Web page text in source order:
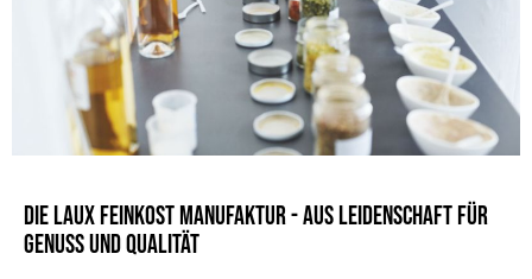
Die LAUX Feinkost Manufaktur - Aus Leidenschaft für
Genuss und Qualität